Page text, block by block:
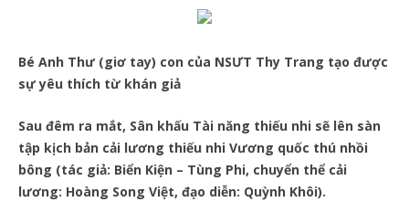
Bé Anh Thư (giơ tay) con của NSƯT Thy Trang tạo được
sự yêu thích từ khán giả
Sau đêm ra mắt, Sân khấu Tài năng thiếu nhi sẽ lên sàn
tập kịch bản cải lương thiếu nhi Vương quốc thú nhồi
bông (tác giả: Biển Kiện – Tùng Phi, chuyển thể cải
lương: Hoàng Song Việt, đạo diễn: Quỳnh Khôi).